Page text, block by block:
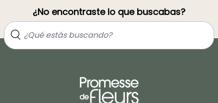
¿No encontraste lo que buscabas?